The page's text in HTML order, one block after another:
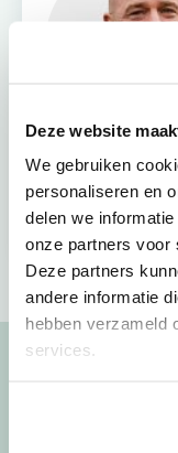
Deze website
We gebruiken
personaliseren en
delen we
onze partners voor
Deze partners
andere informatie
hebben verzameld
services.
Vind jouw